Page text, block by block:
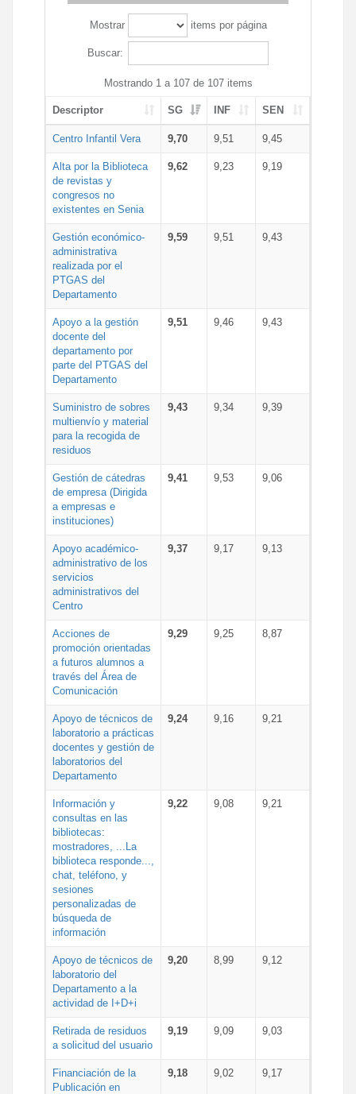
Mostrar items por página
Buscar:
Mostrando 1 a 107 de 107 items
Descriptor SG INF SEN
Centro Infantil Vera 9,70 9,51 9,45
Alta por la Biblioteca
de revistas y
congresos no
existentes en Senia
9,62 9,23 9,19
Gestión económico-
administrativa
realizada por el
PTGAS del
Departamento
9,59 9,51 9,43
Apoyo a la gestión
docente del
departamento por
parte del PTGAS del
Departamento
9,51 9,46 9,43
Suministro de sobres
multienvío y material
para la recogida de
residuos
9,43 9,34 9,39
Gestión de cátedras
de empresa (Dirigida
a empresas e
instituciones)
9,41 9,53 9,06
Apoyo académico-
administrativo de los
servicios
administrativos del
Centro
9,37 9,17 9,13
Acciones de
promoción orientadas
a futuros alumnos a
través del Área de
Comunicación
9,29 9,25 8,87
Apoyo de técnicos de
laboratorio a prácticas
docentes y gestión de
laboratorios del
Departamento
9,24 9,16 9,21
Información y
consultas en las
bibliotecas:
mostradores, ...La
biblioteca responde...,
chat, teléfono, y
sesiones
personalizadas de
búsqueda de
información
9,22 9,08 9,21
Apoyo de técnicos de
laboratorio del
Departamento a la
actividad de I+D+i
9,20 8,99 9,12
Retirada de residuos
a solicitud del usuario
9,19 9,09 9,03
Financiación de la
Publicación en
9,18 9,02 9,17